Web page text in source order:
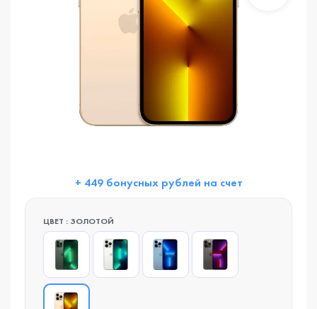
+ 449 бонусных рублей на счет
ЦВЕТ : ЗОЛОТОЙ